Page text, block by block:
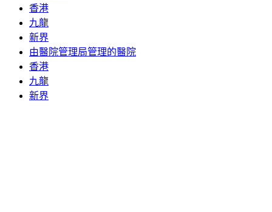
香港
九龍
新界
由醫院管理局管理的醫院
香港
九龍
新界